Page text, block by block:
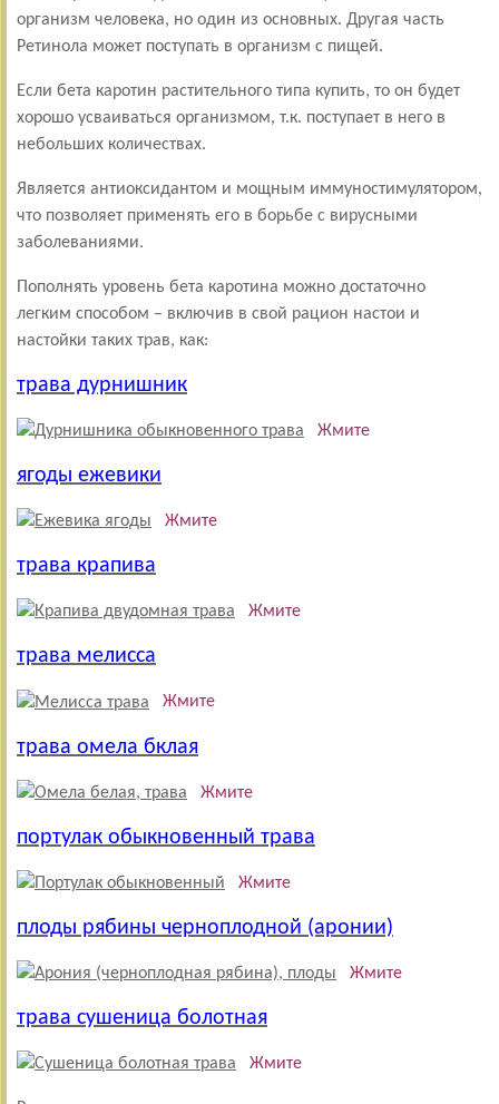
организм человека, но один из основных. Другая часть
Ретинола может поступать в организм с пищей.
Если бета каротин растительного типа купить, то он будет
хорошо усваиваться организмом, т.к. поступает в него в
небольших количествах.
Является антиоксидантом и мощным иммуностимулятором,
что позволяет применять его в борьбе с вирусными
заболеваниями.
Пополнять уровень бета каротина можно достаточно
легким способом – включив в свой рацион настои и
настойки таких трав, как:
трава дурнишник
Жмите
ягоды ежевики
Жмите
трава крапива
Жмите
трава мелисса
Жмите
трава омела бклая
Жмите
портулак обыкновенный трава
Жмите
плоды рябины черноплодной (аронии)
Жмите
трава сушеница болотная
Жмите